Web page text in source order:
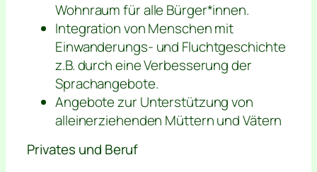
Wohnraum für alle Bürger*innen.
Integration von Menschen mit
Einwanderungs- und Fluchtgeschichte
z.B. durch eine Verbesserung der
Sprachangebote.
Angebote zur Unterstützung von
alleinerziehenden Müttern und Vätern
Privates und Beruf